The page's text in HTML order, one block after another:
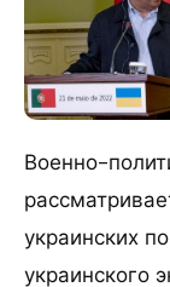
Военно-
украинских
украинского